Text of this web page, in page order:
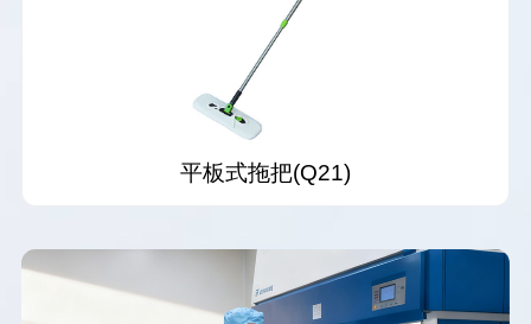
平板式拖把(Q21)